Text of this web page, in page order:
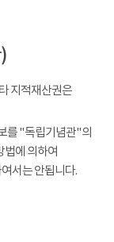
지적재산권은
를 "독립기념관"의
법에 의하여
서는 안됩니다.